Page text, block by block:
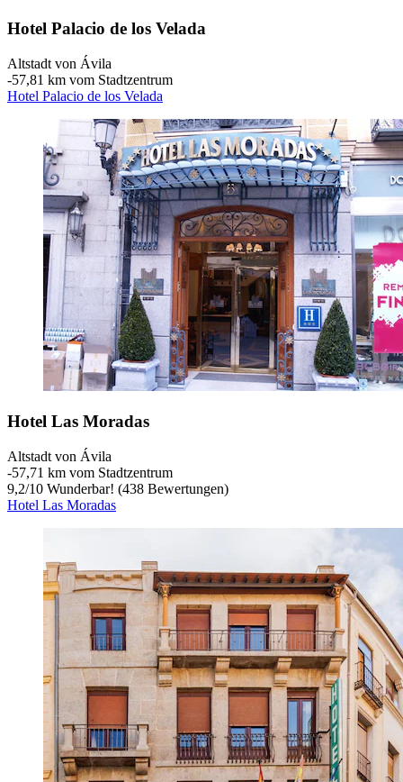
Hotel Palacio de los Velada
Altstadt von Ávila
‐57,81 km vom Stadtzentrum
Hotel Palacio de los Velada
Hotel Las Moradas
Altstadt von Ávila
‐57,71 km vom Stadtzentrum
9,2/10 Wunderbar! (438 Bewertungen)
Hotel Las Moradas